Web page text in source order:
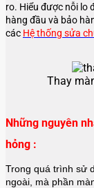
ro. Hiểu được nỗi lo
hàng đầu và bảo
các Hệ thống sửa
Thay
Những nguyên
hỏng :
Trong quá trình sử
ngoài, mà phần